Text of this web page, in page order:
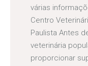
várias
Centro
Paulista Antes
veterinária
proporcionar